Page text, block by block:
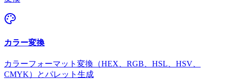
カラー変換
カラーフォーマット変換（HEX、RGB、HSL、HSV、
CMYK）とパレット生成